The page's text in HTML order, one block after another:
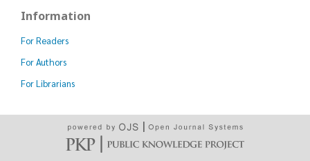
Information
For Readers
For Authors
For Librarians